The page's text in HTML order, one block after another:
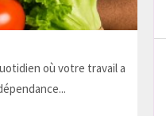
où votre travail a